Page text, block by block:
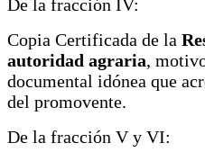
De la fracción IV:
Copia Certificada de la
autoridad agraria,
documental idónea que
del promovente.
De la fracción V y VI: